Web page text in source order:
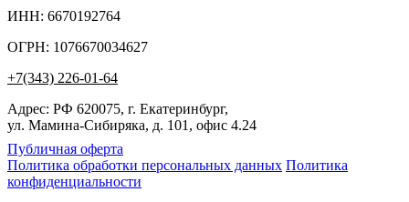
ИНН: 6670192764
ОГРН: 1076670034627
+7(343) 226-01-64
Адрес: РФ 620075, г. Екатеринбург,
ул. Мамина-Сибиряка, д. 101, офис 4.24
Публичная оферта
Политика обработки персональных данных Политика
конфиденциальности